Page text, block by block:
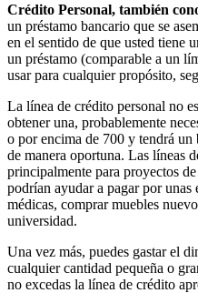
Crédito Personal, también
un préstamo bancario que se
en el sentido de que usted tiene
un préstamo (comparable a un
usar para cualquier propósito,
La línea de crédito personal no
obtener una, probablemente
o por encima de 700 y tendrá un
de manera oportuna. Las líneas
principalmente para proyectos
podrían ayudar a pagar por unas
médicas, comprar muebles
universidad.
Una vez más, puedes gastar el
cualquier cantidad pequeña o
no excedas la línea de crédito